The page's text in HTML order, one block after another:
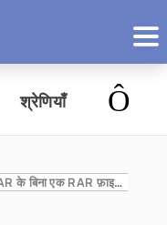
श्रेणियाँ
WinRAR के बिना एक RAR फ़ाइल कैसे खोलें